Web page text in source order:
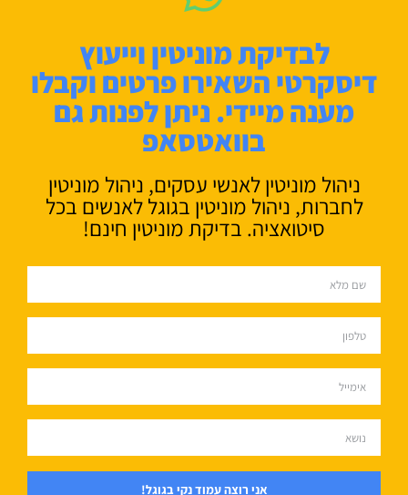
לבדיקת מוניטין וייעוץ
דיסקרטי השאירו פרטים וקבלו
מענה מיידי. ניתן לפנות גם
בוואטסאפ
ניהול מוניטין לאנשי עסקים, ניהול מוניטין
לחברות, ניהול מוניטין בגוגל לאנשים בכל
סיטואציה. בדיקת מוניטין חינם!
אני רוצה עמוד נקי בגוגל!